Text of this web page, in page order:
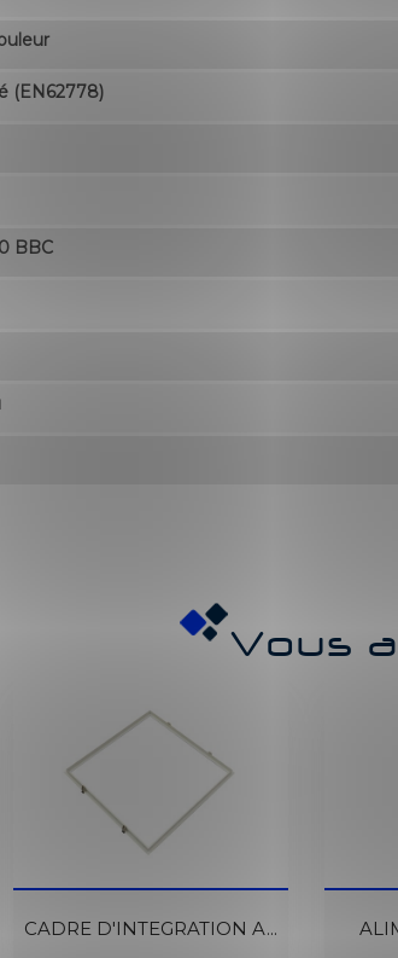
(EN62778)
BBC
Vous
Réapprovisionnement
CADRE D'INTEGRATION A...